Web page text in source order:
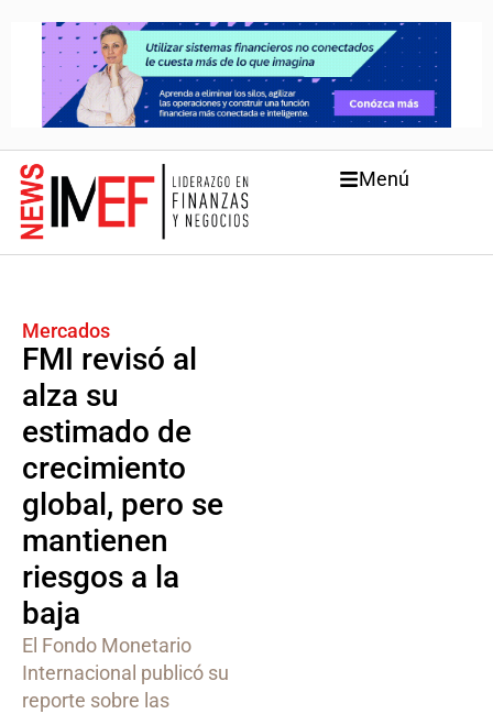
Menú
Mercados
FMI revisó al
alza su
estimado de
crecimiento
global, pero se
mantienen
riesgos a la
baja
El Fondo Monetario
Internacional publicó su
reporte sobre las